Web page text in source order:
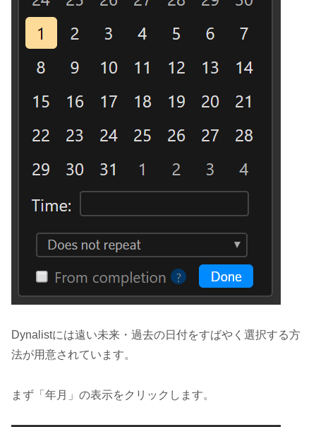
Dynalistには遠い未来・過去の日付をすばやく選択する方
法が用意されています。
まず「年月」の表示をクリックします。